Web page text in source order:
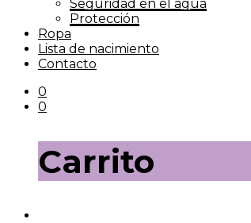
Seguridad en el agua
Protección
Ropa
Lista de nacimiento
Contacto
0
0
Carrito